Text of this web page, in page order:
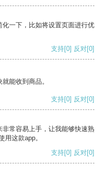
一下，比如将设置页面进行优
支持[0] 反对[0]
能收到商品。
支持[0] 反对[0]
常容易上手，让我能够快速熟
这款app。
支持[0] 反对[0]